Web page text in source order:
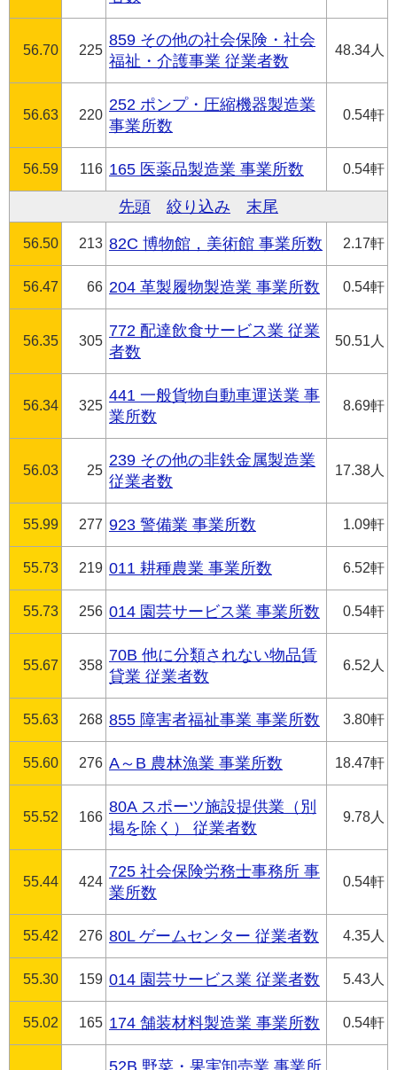
56.70 225
859 その他の社会保険・社会
福祉・介護事業 従業者数
48.34人
56.63 220
252 ポンプ・圧縮機器製造業
事業所数
0.54軒
56.59 116 165 医薬品製造業 事業所数 0.54軒
先頭 絞り込み 末尾
56.50 213 82C 博物館，美術館 事業所数 2.17軒
56.47 66 204 革製履物製造業 事業所数 0.54軒
56.35 305
772 配達飲食サービス業 従業
者数
50.51人
56.34 325
441 一般貨物自動車運送業 事
業所数
8.69軒
56.03 25
239 その他の非鉄金属製造業
従業者数
17.38人
55.99 277 923 警備業 事業所数 1.09軒
55.73 219 011 耕種農業 事業所数 6.52軒
55.73 256 014 園芸サービス業 事業所数 0.54軒
55.67 358
70B 他に分類されない物品賃
貸業 従業者数
6.52人
55.63 268 855 障害者福祉事業 事業所数 3.80軒
55.60 276 A～B 農林漁業 事業所数 18.47軒
55.52 166
80A スポーツ施設提供業（別
掲を除く） 従業者数
9.78人
55.44 424
725 社会保険労務士事務所 事
業所数
0.54軒
55.42 276 80L ゲームセンター 従業者数 4.35人
55.30 159 014 園芸サービス業 従業者数 5.43人
55.02 165 174 舗装材料製造業 事業所数 0.54軒
52B 野菜・果実卸売業 事業所